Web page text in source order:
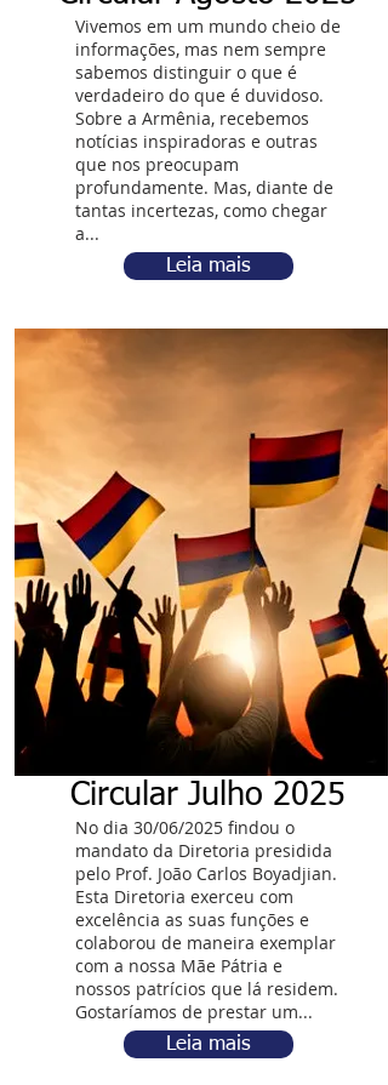
Vivemos em um mundo cheio de
informações, mas nem sempre
sabemos distinguir o que é
verdadeiro do que é duvidoso.
Sobre a Armênia, recebemos
notícias inspiradoras e outras
que nos preocupam
profundamente. Mas, diante de
tantas incertezas, como chegar
a...
Leia mais
Circular Julho 2025
No dia 30/06/2025 findou o
mandato da Diretoria presidida
pelo Prof. João Carlos Boyadjian.
Esta Diretoria exerceu com
excelência as suas funções e
colaborou de maneira exemplar
com a nossa Mãe Pátria e
nossos patrícios que lá residem.
Gostaríamos de prestar um...
Leia mais